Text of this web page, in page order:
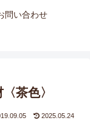
問い合わせ
茶色〉
2025.05.24